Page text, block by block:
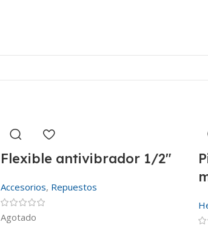
Flexible antivibrador 1/2″
Accesorios, Repuestos
Agotado